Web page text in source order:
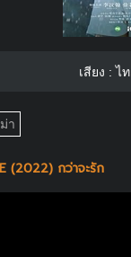
เสียง : ไ
า
(2022) กว่าจะรัก